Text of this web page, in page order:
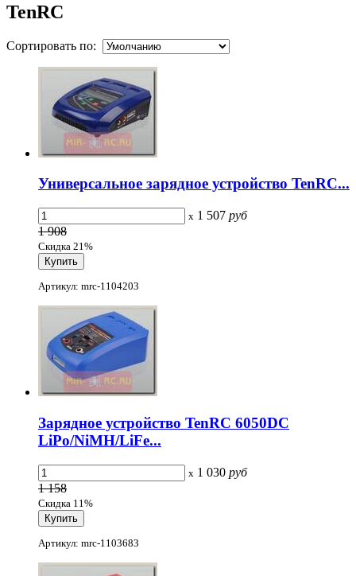
TenRC
Сортировать по:
Универсальное зарядное устройство TenRC...
x 1 507 руб
1 908
Скидка 21%
Артикул: mrc-1104203
Зарядное устройство TenRC 6050DC
LiPo/NiMH/LiFe...
x 1 030 руб
1 158
Скидка 11%
Артикул: mrc-1103683